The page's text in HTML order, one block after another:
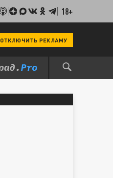
18+
ОТКЛЮЧИТЬ РЕКЛАМУ